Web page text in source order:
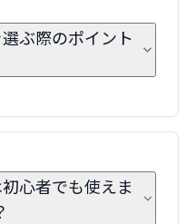
ぶ際のポイント
心者でも使えま